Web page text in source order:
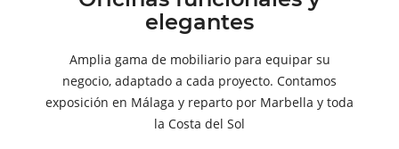
elegantes
Amplia gama de mobiliario para equipar su
negocio, adaptado a cada proyecto. Contamos
exposición en Málaga y reparto por Marbella y toda
la Costa del Sol